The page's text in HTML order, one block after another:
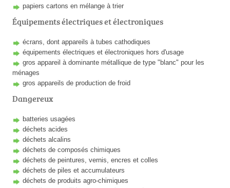
papiers cartons en mélange à trier
Équipements électriques et électroniques
écrans, dont appareils à tubes cathodiques
équipements électriques et électroniques hors d'usage
gros appareil à dominante métallique de type "blanc" pour les
ménages
gros appareils de production de froid
Dangereux
batteries usagées
déchets acides
déchets alcalins
déchets de composés chimiques
déchets de peintures, vernis, encres et colles
déchets de piles et accumulateurs
déchets de produits agro-chimiques